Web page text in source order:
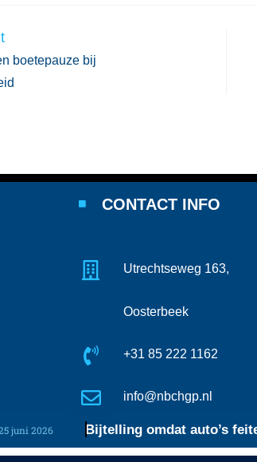
boetepauze bij
CONTACT INFO
Utrechtseweg 163,
Oosterbeek
+31 85 222 1162
info@nbchgp.nl
Bijtelling omdat auto’s feitelijk